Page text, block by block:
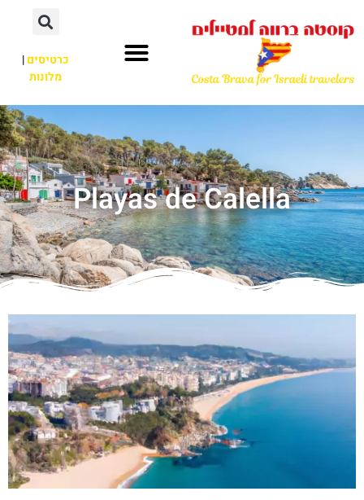
כרטיסים|
מלונות
Playas de Calella